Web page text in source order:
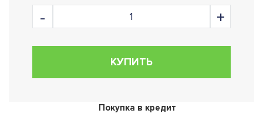
КУПИТЬ
Покупка в кредит